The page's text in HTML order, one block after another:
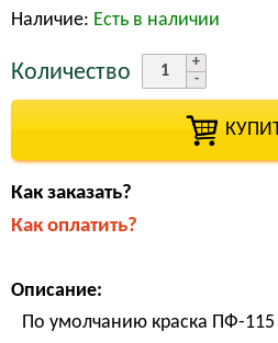
Наличие: Есть в наличии
Количество
Как заказать?
Как оплатить?
Описание:
По умолчанию краска ПФ-